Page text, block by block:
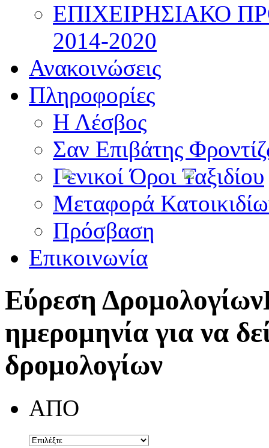
ΕΠΙΧΕΙΡΗΣΙΑΚΟ
2014-2020
Ανακοινώσεις
Πληροφορίες
Η Λέσβος
Σαν Επιβάτης
Γενικοί Όροι Ταξιδίου
Μεταφορά
Πρόσβαση
Επικοινωνία
Εύρεση Δρομολογίων
ημερομηνία για να
δρομολογίων
ΑΠΟ